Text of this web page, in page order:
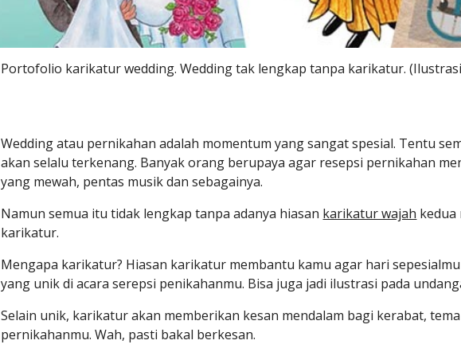
Portofolio karikatur wedding. Wedding tak lengkap tanpa karikatur.
Wedding atau pernikahan adalah momentum yang sangat spesial. Tentu
akan selalu terkenang. Banyak orang berupaya agar resepsi pernikahan
yang mewah, pentas musik dan sebagainya.
Namun semua itu tidak lengkap tanpa adanya hiasan karikatur wajah kedua
karikatur.
Mengapa karikatur? Hiasan karikatur membantu kamu agar hari
yang unik di acara serepsi penikahanmu. Bisa juga jadi ilustrasi pada
Selain unik, karikatur akan memberikan kesan mendalam bagi kerabat,
pernikahanmu. Wah, pasti bakal berkesan.